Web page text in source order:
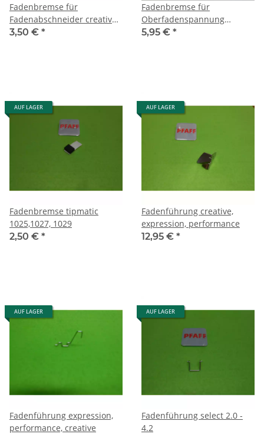
Fadenbremse für
Fadenabschneider creative,
expression, performance
3,50 € *
Fadenbremse für
Oberfadenspannung
sensation, expression,
5,95 € *
AUF LAGER
Fadenbremse tipmatic
1025,1027, 1029
2,50 € *
AUF LAGER
Fadenführung creative,
expression, performance
12,95 € *
AUF LAGER
Fadenführung expression,
performance, creative
AUF LAGER
Fadenführung select 2.0 -
4.2